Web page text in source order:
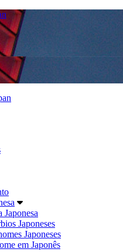
Japonesa
Japoneses
Japoneses
em Japonês